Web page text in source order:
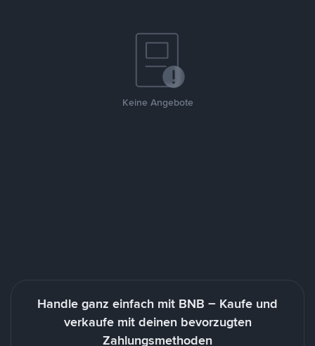
Keine Angebote
Handle ganz einfach mit BNB – Kaufe und
verkaufe mit deinen bevorzugten
Zahlungsmethoden